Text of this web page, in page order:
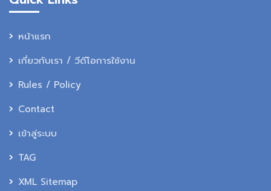
หน้าแรก
เกี่ยวกับเรา / วีดีโอการใช้งาน
Rules / Policy
Contact
เข้าสู่ระบบ
TAG
XML Sitemap